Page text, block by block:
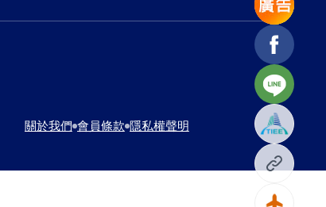
Facebook
Line
複製網址
關於我們 會員條款 隱私權聲明